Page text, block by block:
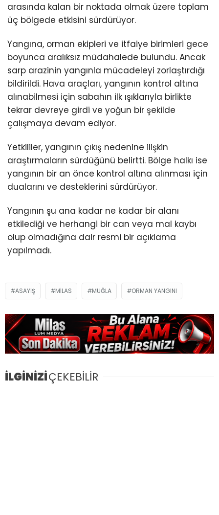
arasında kalan bir noktada olmak üzere toplam
üç bölgede etkisini sürdürüyor.
Yangına, orman ekipleri ve itfaiye birimleri gece
boyunca aralıksız müdahalede bulundu. Ancak
sarp arazinin yangınla mücadeleyi zorlaştırdığı
bildirildi. Hava araçları, yangının kontrol altına
alınabilmesi için sabahın ilk ışıklarıyla birlikte
tekrar devreye girdi ve yoğun bir şekilde
çalışmaya devam ediyor.
Yetkililer, yangının çıkış nedenine ilişkin
araştırmaların sürdüğünü belirtti. Bölge halkı ise
yangının bir an önce kontrol altına alınması için
dualarını ve desteklerini sürdürüyor.
Yangının şu ana kadar ne kadar bir alanı
etkilediği ve herhangi bir can veya mal kaybı
olup olmadığına dair resmi bir açıklama
yapılmadı.
ASAYIŞ MILAS MUĞLA ORMAN YANGINI
İLGİNİZİÇEKEBİLİR